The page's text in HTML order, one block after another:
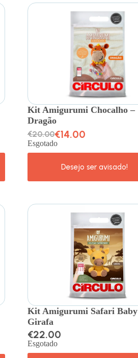
Kit Amigurumi Chocalho –
Dragão
€20.00€14.00
Esgotado
Kit Amigurumi Safari Baby
Girafa
€22.00
Esgotado